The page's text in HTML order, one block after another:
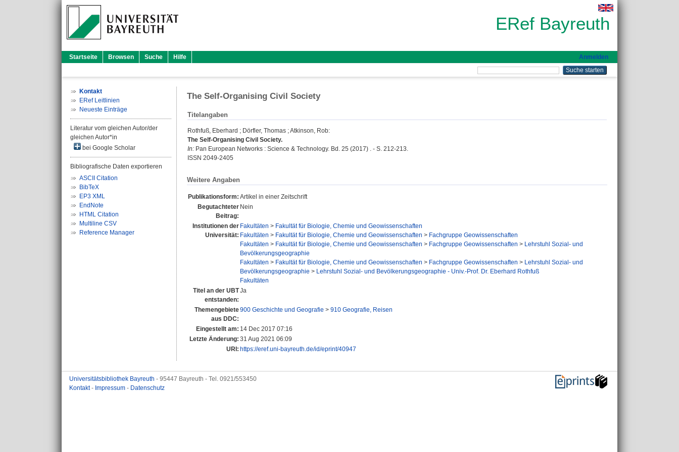
ERef Bayreuth
Startseite Browsen Suche Hilfe Anmelden
Kontakt
ERef Leitlinien
Neueste Einträge
Literatur vom gleichen Autor/der
gleichen Autor*in
bei Google Scholar
Bibliografische Daten exportieren
ASCII Citation
BibTeX
EP3 XML
EndNote
HTML Citation
Multiline CSV
Reference Manager
The Self-Organising Civil Society
Titelangaben
Rothfuß, Eberhard ; Dörfler, Thomas ;Atkinson, Rob:
The Self-Organising Civil Society.
In: Pan European Networks : Science & Technology. Bd. 25 (2017) . - S. 212-213.
ISSN 2049-2405
Weitere Angaben
Publikationsform: Artikel in einer Zeitschrift
Begutachteter
Beitrag:
Nein
Institutionen der
Universität:
Fakultäten > Fakultät für Biologie, Chemie und Geowissenschaften
Fakultäten > Fakultät für Biologie, Chemie und Geowissenschaften > Fachgruppe Geowissenschaften
Fakultäten > Fakultät für Biologie, Chemie und Geowissenschaften > Fachgruppe Geowissenschaften > Lehrstuhl Sozial- und
Bevölkerungsgeographie
Fakultäten > Fakultät für Biologie, Chemie und Geowissenschaften > Fachgruppe Geowissenschaften > Lehrstuhl Sozial- und
Bevölkerungsgeographie > Lehrstuhl Sozial- und Bevölkerungsgeographie - Univ.-Prof. Dr. Eberhard Rothfuß
Fakultäten
Titel an der UBT
entstanden:
Ja
Themengebiete
aus DDC:
900 Geschichte und Geografie > 910 Geografie, Reisen
Eingestellt am: 14 Dec 2017 07:16
Letzte Änderung: 31 Aug 2021 06:09
URI: https://eref.uni-bayreuth.de/id/eprint/40947
Universitätsbibliothek Bayreuth - 95447 Bayreuth - Tel. 0921/553450
Kontakt- Impressum - Datenschutz